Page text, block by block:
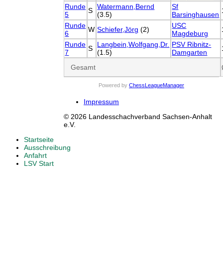
Runde
5
S Watermann,Bernd
(3.5)
Sf
Barsinghausen
Runde
6
W Schiefer,Jörg (2)
USC
Magdeburg
Runde
7
S
Langbein,Wolfgang,Dr.
(1.5)
PSV Ribnitz-
Damgarten
Gesamt
Powered by ChessLeagueManager
Impressum
© 2026 Landesschachverband Sachsen-Anhalt
e.V.
Startseite
Ausschreibung
Anfahrt
LSV Start